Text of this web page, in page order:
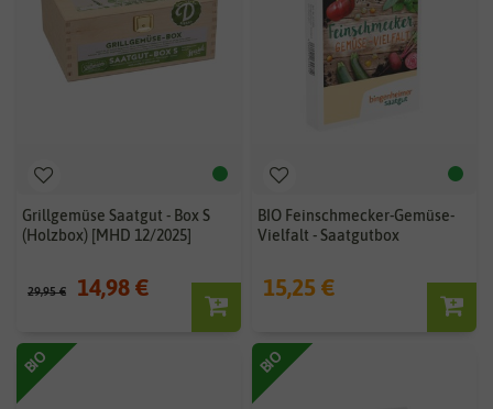
Grillgemüse Saatgut - Box S
(Holzbox) [MHD 12/2025]
29,95 € 14,98 €
BIO Feinschmecker-Gemüse-
Vielfalt - Saatgutbox
15,25 €
BIO BIO